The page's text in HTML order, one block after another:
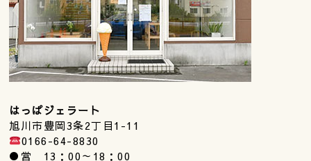
はっぱジェラート
旭川市豊岡3条2丁目1-11
0166-64-8830
●営 13：00～18：00